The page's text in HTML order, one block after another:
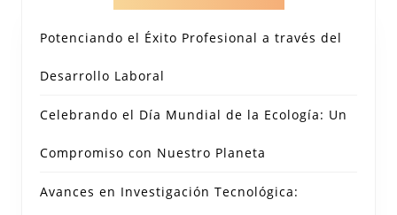
Potenciando el Éxito Profesional a través del
Desarrollo Laboral
Celebrando el Día Mundial de la Ecología: Un
Compromiso con Nuestro Planeta
Avances en Investigación Tecnológica: